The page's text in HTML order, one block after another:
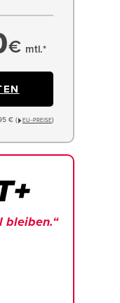
€ mtl.*
€ ( EU−PREISE)
bleiben.“